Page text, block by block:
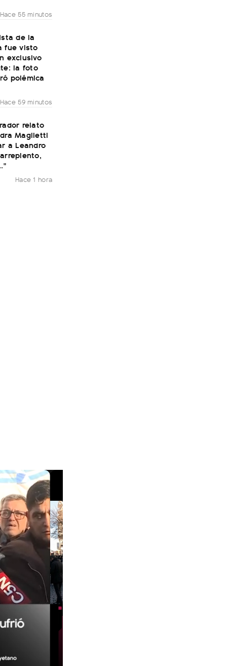
Hace 55 minutos
de la
fue visto
exclusivo
la foto
polémica
Hace 59 minutos
relato
Maglietti
a Leandro
Hace 1 hora